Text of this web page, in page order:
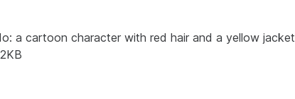
a cartoon character with red hair and a yellow jacket